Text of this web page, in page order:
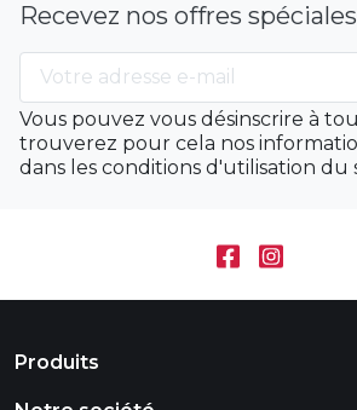
Recevez nos offres spéciales
Vous pouvez vous désinscrire à
trouverez pour cela nos
dans les conditions d'utilisation du
Produits